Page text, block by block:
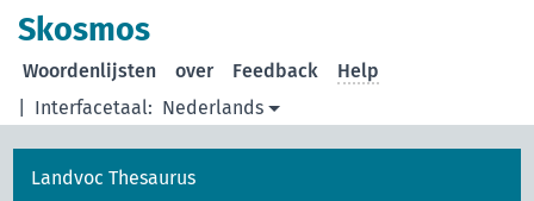
Skosmos
Interfacetaal: Nederlands
Woordenlijsten over Feedback Help
Landvoc Thesaurus